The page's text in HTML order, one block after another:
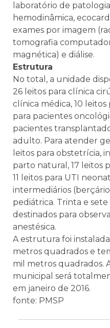
laboratório de
hemodinâmica,
exames por imagem
tomografia
magnética) e diálise.
Estrutura
No total, a unidade
26 leitos para clínica
clínica médica, 10
para pacientes
pacientes
adulto. Para atender
leitos para obstetrícia,
parto natural, 17 leitos
11 leitos para UTI
intermediários
pediátrica. Trinta e sete
destinados para
anestésica.
A estrutura foi
metros quadrados e
mil metros quadrados.
municipal será
em janeiro de 2016.
fonte: PMSP